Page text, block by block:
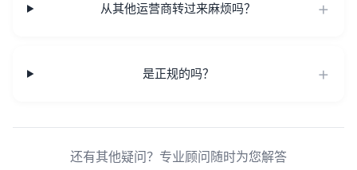
从其他运营商转过来麻烦吗？
是正规的吗？
还有其他疑问？专业顾问随时为您解答